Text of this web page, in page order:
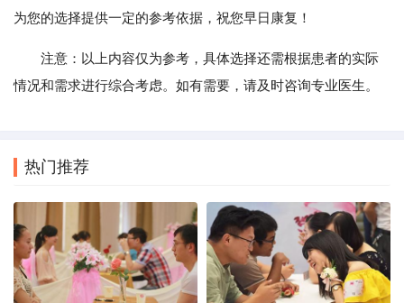
为您的选择提供一定的参考依据，祝您早日康复！
注意：以上内容仅为参考，具体选择还需根据患者的实际
情况和需求进行综合考虑。如有需要，请及时咨询专业医生。
热门推荐